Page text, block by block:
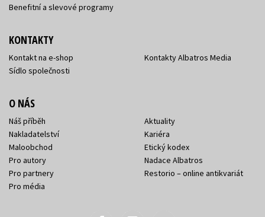
Benefitní a slevové programy
KONTAKTY
Kontakt na e-shop
Sídlo společnosti
Kontakty Albatros Media
O NÁS
Náš příběh
Nakladatelství
Maloobchod
Pro autory
Pro partnery
Pro média
Aktuality
Kariéra
Etický kodex
Nadace Albatros
Restorio – online antikvariát